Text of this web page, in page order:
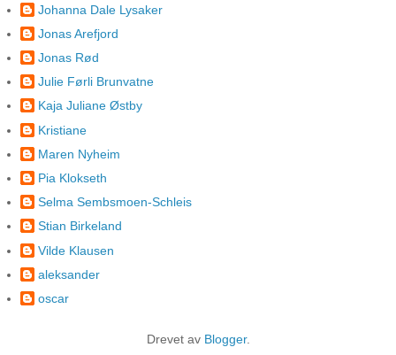
Johanna Dale Lysaker
Jonas Arefjord
Jonas Rød
Julie Førli Brunvatne
Kaja Juliane Østby
Kristiane
Maren Nyheim
Pia Klokseth
Selma Sembsmoen-Schleis
Stian Birkeland
Vilde Klausen
aleksander
oscar
Drevet av Blogger.